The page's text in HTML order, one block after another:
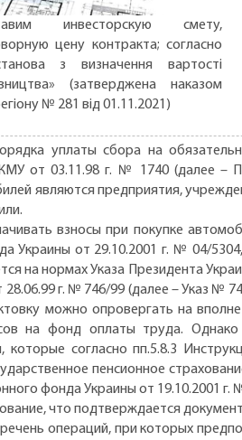
инвесторскую смету,
цену контракта; согласно
з визначення вартості
(затверджена наказом
№ 281 від 01.11.2021)
уплаты сбора на
от 03.11.98 г. № 1740 (далее –
являются предприятия,
взносы при покупке
Украины от 29.10.2001 г. № 04/
на нормах Указа Президента
28.06.99 г. № 746/99 (далее – Указ
можно опровергать на
на фонд оплаты труда.
которые согласно пп.5.8.3
пенсионное
фонда Украины от 19.10.2001
что подтверждается
операций, при которых